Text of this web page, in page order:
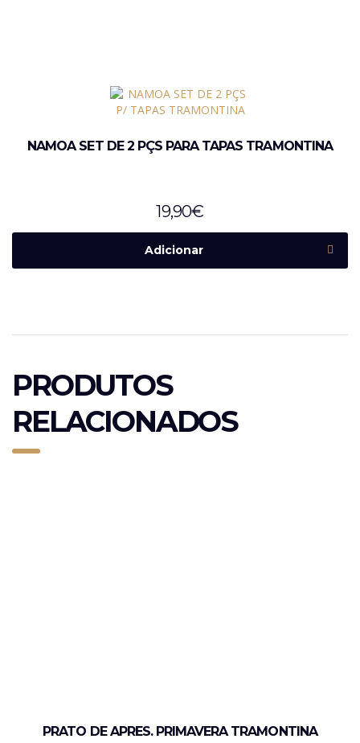
NAMOA SET DE 2 PÇS PARA TAPAS TRAMONTINA
19,90€
Adicionar
PRODUTOS
RELACIONADOS
PRATO DE APRES. PRIMAVERA TRAMONTINA